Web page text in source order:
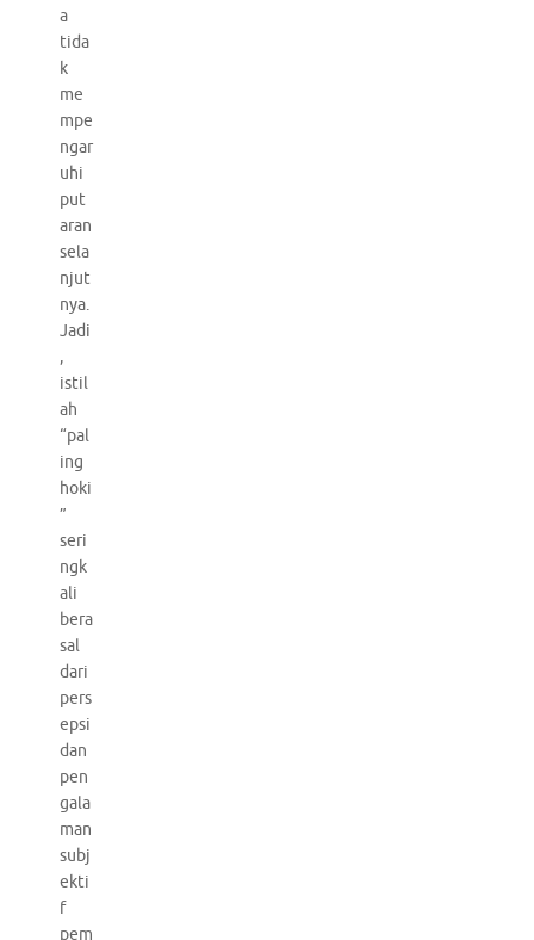
a
tida
k
me
mpe
ngar
uhi
put
aran
sela
njut
nya.
Jadi
,
istil
ah
“pal
ing
hoki
”
seri
ngk
ali
bera
sal
dari
pers
epsi
dan
pen
gala
man
subj
ekti
f
pem